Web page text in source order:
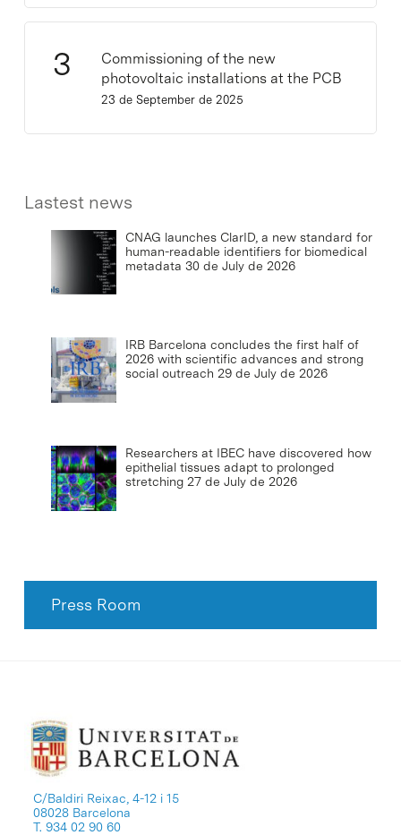
Commissioning of the new
photovoltaic installations at the PCB
23 de September de 2025
Lastest news
CNAG launches ClarID, a new standard for
human-readable identifiers for biomedical
metadata 30 de July de 2026
IRB Barcelona concludes the first half of
2026 with scientific advances and strong
social outreach 29 de July de 2026
Researchers at IBEC have discovered how
epithelial tissues adapt to prolonged
stretching 27 de July de 2026
Press Room
C/Baldiri Reixac, 4-12 i 15
08028 Barcelona
T. 934 02 90 60